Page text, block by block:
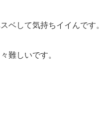
ベして気持ちイイんです。
難しいです。